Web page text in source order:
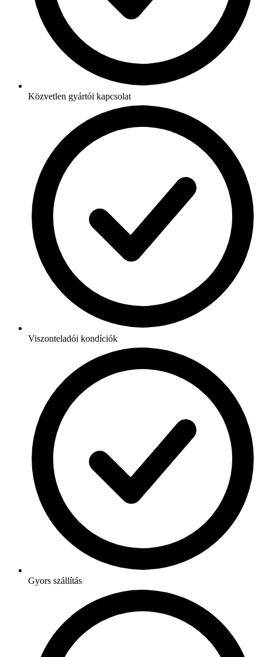
Közvetlen gyártói kapcsolat
Viszonteladói kondíciók
Gyors szállítás